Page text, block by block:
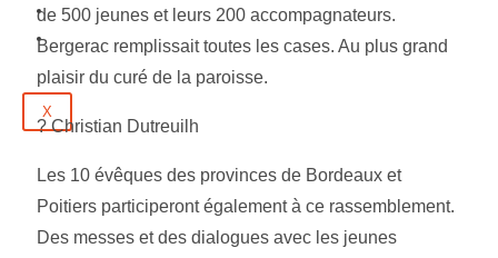
Évènements
Contact
X
de 500 jeunes et leurs 200 accompagnateurs.
Bergerac remplissait toutes les cases. Au plus grand
plaisir du curé de la paroisse.
? Christian Dutreuilh
Les 10 évêques des provinces de Bordeaux et
Poitiers participeront également à ce rassemblement.
Des messes et des dialogues avec les jeunes